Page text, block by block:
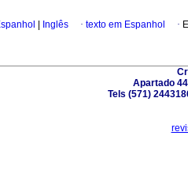
Inglês · texto em Espanhol ·
Apartado
Tels (571)